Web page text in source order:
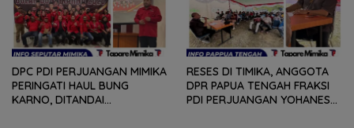
DPC PDI PERJUANGAN MIMIKA
PERINGATI HAUL BUNG
KARNO, DITANDAI
RESES DI TIMIKA, ANGGOTA
DPR PAPUA TENGAH FRAKSI
PDI PERJUANGAN YOHANES